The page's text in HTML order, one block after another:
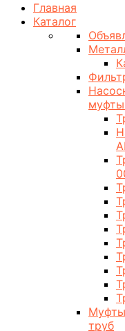
Главная
Каталог
труб